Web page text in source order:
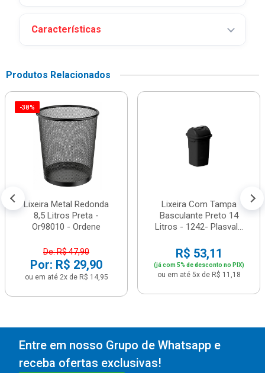
Características
Produtos Relacionados
-38%
Lixeira Metal Redonda
8,5 Litros Preta -
Or98010 - Ordene
De: R$ 47,90
Por: R$ 29,90
ou em até 2x de R$ 14,95
Lixeira Com Tampa
Basculante Preto 14
Litros - 1242- Plasval...
R$ 53,11
(já com 5% de desconto no PIX)
ou em até 5x de R$ 11,18
Entre em nosso Grupo de Whatsapp e
receba ofertas exclusivas!